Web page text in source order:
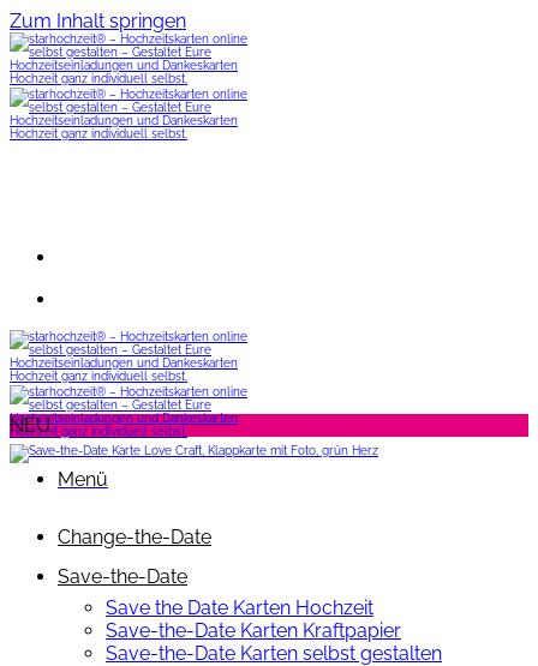
Zum Inhalt springen
Menü
Change-the-Date
Save-the-Date
Save the Date Karten Hochzeit
Save-the-Date Karten Kraftpapier
Save-the-Date Karten selbst gestalten
NEU